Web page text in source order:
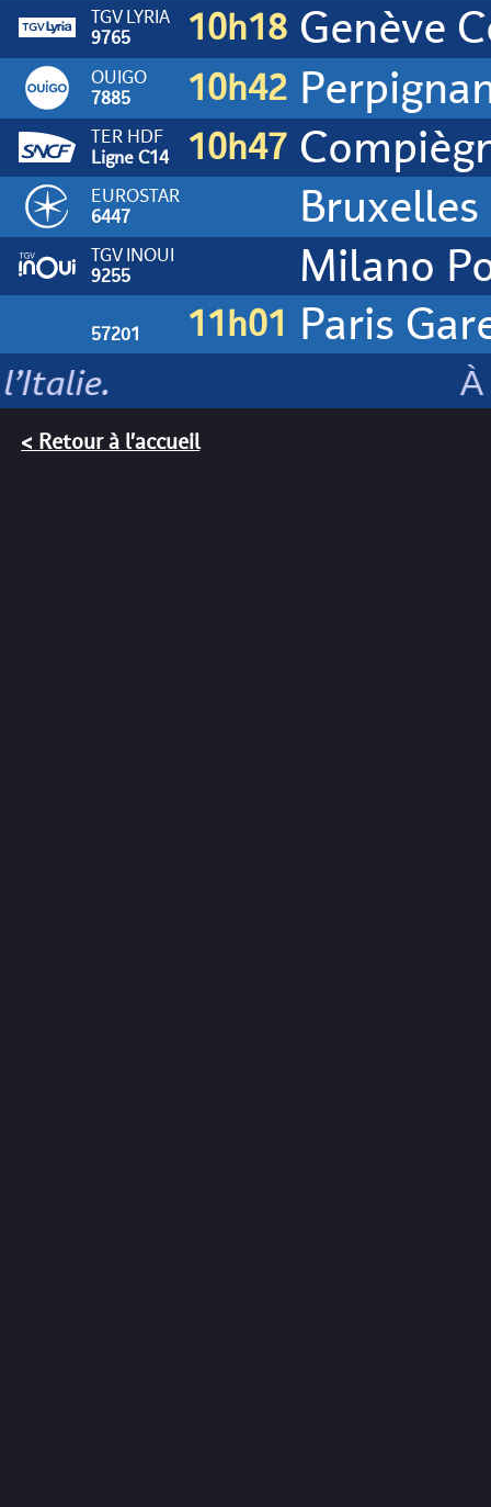
TGV LYRIA
9765
10h18 Genève
OUIGO
7885
10h42
TER HDF
Ligne C14
10h47
EUROSTAR
6447
TGV INOUI
9255
Milano
57201 11h01 Paris
À
< Retour à l'accueil